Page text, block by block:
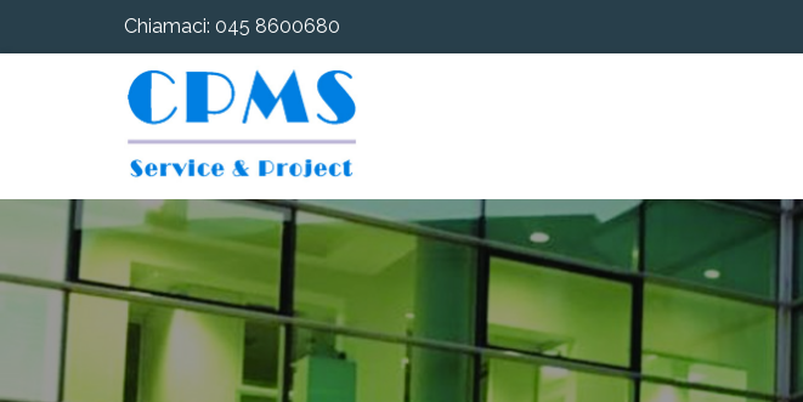
Chiamaci: 045 8600680